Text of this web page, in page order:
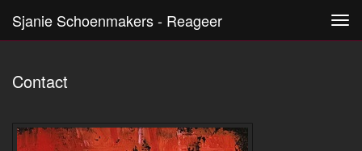
Sjanie Schoenmakers - Reageer
Contact